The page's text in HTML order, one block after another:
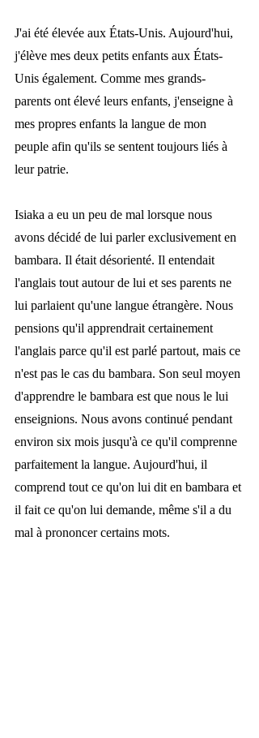
J'ai été élevée aux États-Unis. Aujourd'hui,
j'élève mes deux petits enfants aux États-
Unis également. Comme mes grands-
parents ont élevé leurs enfants, j'enseigne à
mes propres enfants la langue de mon
peuple afin qu'ils se sentent toujours liés à
leur patrie.
Isiaka a eu un peu de mal lorsque nous
avons décidé de lui parler exclusivement en
bambara. Il était désorienté. Il entendait
l'anglais tout autour de lui et ses parents ne
lui parlaient qu'une langue étrangère. Nous
pensions qu'il apprendrait certainement
l'anglais parce qu'il est parlé partout, mais ce
n'est pas le cas du bambara. Son seul moyen
d'apprendre le bambara est que nous le lui
enseignions. Nous avons continué pendant
environ six mois jusqu'à ce qu'il comprenne
parfaitement la langue. Aujourd'hui, il
comprend tout ce qu'on lui dit en bambara et
il fait ce qu'on lui demande, même s'il a du
mal à prononcer certains mots.